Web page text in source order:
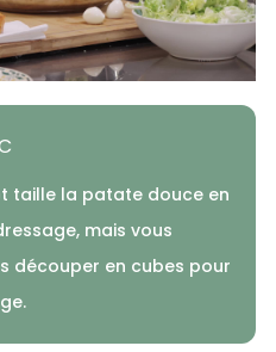
taille la patate douce en
mais vous
découper en cubes pour